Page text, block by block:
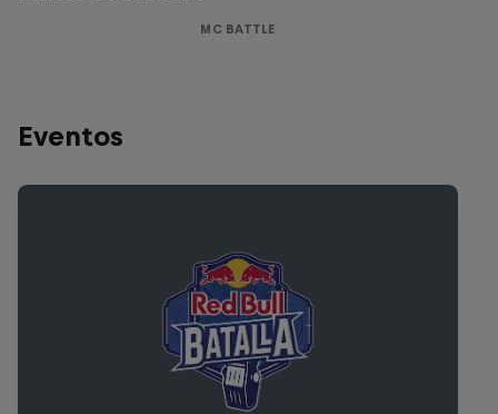
MC BATTLE
Eventos